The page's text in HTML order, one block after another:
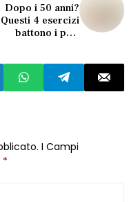
Dopo i 50 anni?
Questi 4 esercizi
battono i pesi
I Campi
*